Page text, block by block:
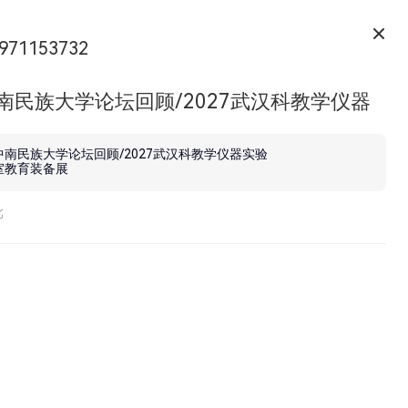
民族大学论坛回顾/2027武汉科教学仪器
南民族大学论坛回顾/2027武汉科教学仪器实验
教育装备展